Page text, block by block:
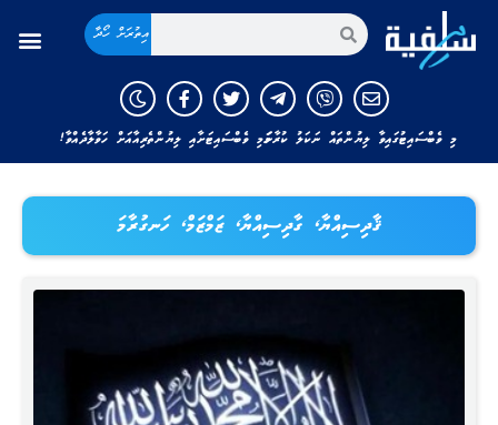
އިތުރަށް ހޯދާ
މި ވެބްސައިޓުގައިވާ ލިޔުންތައް ނަކަލު ކުރާނަމަ މި ވެބްސައިޓަށާއި ލިޔުންތެރިއާއަށް ހަވާލާދެއްވާ!
ޤާދިސިއްޔާ، ގާދިސިއްޔާ، ޒަމްޒަމް، ހަނގުރާމަ